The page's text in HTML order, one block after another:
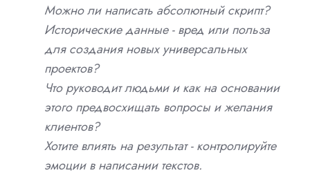
Можно ли написать абсолютный скрипт?
Исторические данные - вред или польза
для создания новых универсальных
проектов?
Что руководит людьми и как на основании
этого предвосхищать вопросы и желания
клиентов?
Хотите влиять на результат - контролируйте
эмоции в написании текстов.